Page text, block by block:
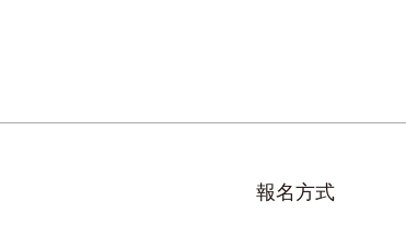
報名方式